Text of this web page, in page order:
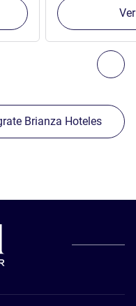
cercanos
cercanos 1 :,
Brianza Hoteles